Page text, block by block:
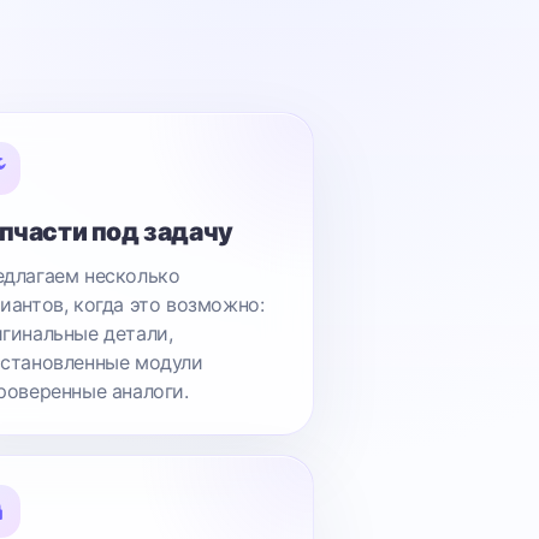
под задачу
несколько
когда это возможно:
детали,
модули
аналоги.